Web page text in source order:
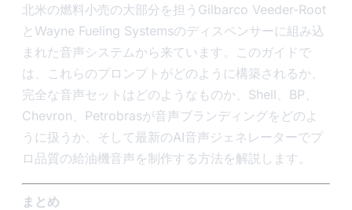
北米の燃料小売の大部分を担うGilbarco Veeder-Root
とWayne Fueling Systemsのディスペンサーに組み込
まれた音声システムから来ています。このガイドで
は、これらのプロンプトがどのように構築されるか、
完全な音声セットはどのようなものか、Shell、BP、
Chevron、Petrobrasが音声ブランディングをどのよ
うに扱うか、そして最新のAI音声ジェネレーターでプ
ロ品質の給油機音声を制作する方法を解説します。
まとめ